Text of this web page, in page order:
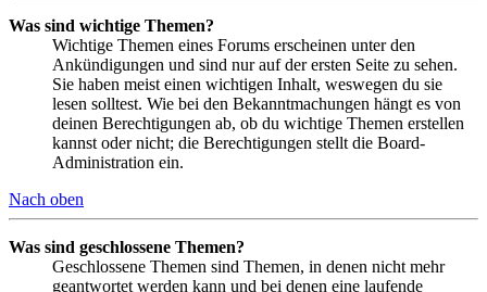
Was sind wichtige Themen?
Wichtige Themen eines Forums erscheinen unter den
Ankündigungen und sind nur auf der ersten Seite zu sehen.
Sie haben meist einen wichtigen Inhalt, weswegen du sie
lesen solltest. Wie bei den Bekanntmachungen hängt es von
deinen Berechtigungen ab, ob du wichtige Themen erstellen
kannst oder nicht; die Berechtigungen stellt die Board-
Administration ein.
Nach oben
Was sind geschlossene Themen?
Geschlossene Themen sind Themen, in denen nicht mehr
geantwortet werden kann und bei denen eine laufende